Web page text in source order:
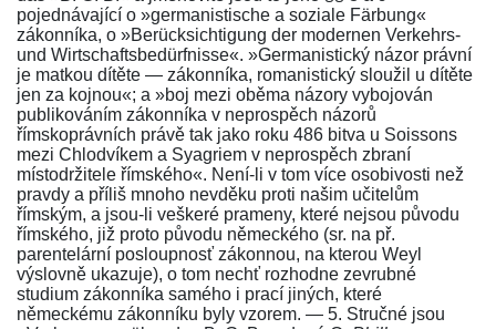
pojednávající o »germanistische a soziale Färbung«
zákonníka, o »Berücksichtigung der modernen Verkehrs-
und Wirtschaftsbedürfnisse«. »Germanistický názor právní
je matkou dítěte — zákonníka, romanistický sloužil u dítěte
jen za kojnou«; a »boj mezi oběma názory vybojován
publikováním zákonníka v neprospěch názorů
římskoprávních právě tak jako roku 486 bitva u Soissons
mezi Chlodvíkem a Syagriem v neprospěch zbraní
místodržitele římského«. Není-li v tom více osobivosti než
pravdy a příliš mnoho nevděku proti našim učitelům
římským, a jsou-li veškeré prameny, které nejsou původu
římského, již proto původu německého (sr. na př.
parentelární posloupnosť zákonnou, na kterou Weyl
výslovně ukazuje), o tom nechť rozhodne zevrubné
studium zákonníka samého i prací jiných, které
německému zákonníku byly vzorem. — 5. Stručné jsou